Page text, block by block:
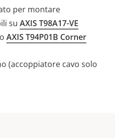
per montare
su AXIS T98A17-VE
o AXIS T94P01B Corner
(accoppiatore cavo solo